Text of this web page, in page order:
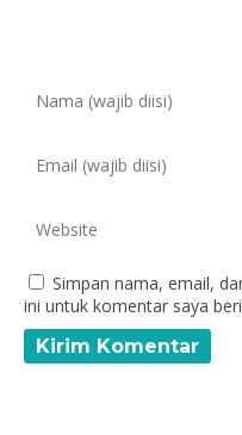
Simpan nama, email,
ini untuk komentar saya